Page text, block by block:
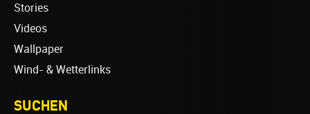
Stories
Videos
Wallpaper
Wind- & Wetterlinks
SUCHEN